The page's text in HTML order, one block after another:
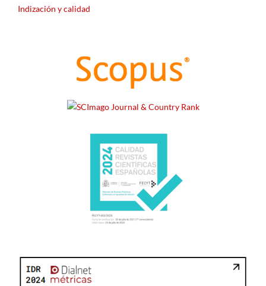
Indización y calidad